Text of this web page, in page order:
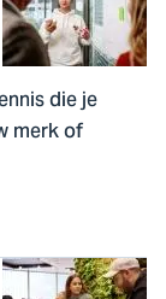
die je
merk of